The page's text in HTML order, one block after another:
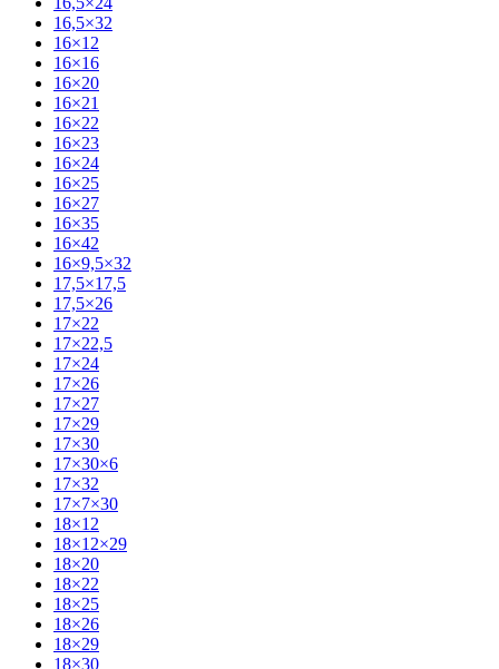
16,5×32
16×12
16×16
16×20
16×21
16×22
16×23
16×24
16×25
16×27
16×35
16×42
16×9,5×32
17,5×17,5
17,5×26
17×22
17×22,5
17×24
17×26
17×27
17×29
17×30
17×30×6
17×32
17×7×30
18×12
18×12×29
18×20
18×22
18×25
18×26
18×29
18×30